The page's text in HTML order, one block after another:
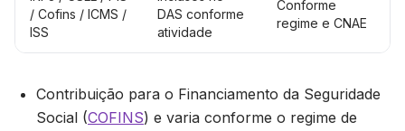
/ Cofins / ICMS /
ISS
DAS conforme
atividade
Conforme
regime e CNAE
Contribuição para o Financiamento da Seguridade
Social (COFINS) e varia conforme o regime de